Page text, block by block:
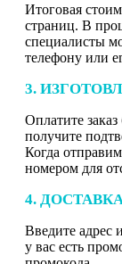
Итоговая
страниц. В
специалисты
телефону или
3.
Оплатите
получите
Когда
номером для
4.
Введите адрес
у вас есть